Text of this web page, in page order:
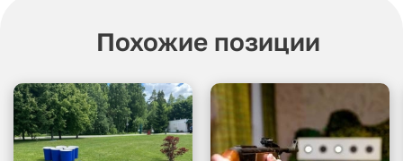
Похожие позиции